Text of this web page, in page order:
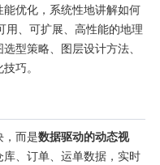
优化，系统性地讲解如何
、可扩展、高性能的地理
型策略、图层设计方法、
巧。
，而是数据驱动的动态视
、订单、运单数据，实时